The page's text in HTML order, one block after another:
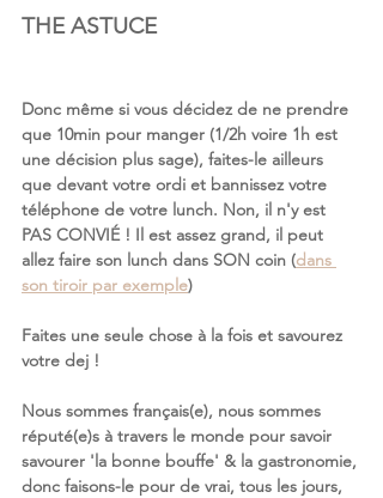
THE ASTUCE
Donc même si vous décidez de ne prendre
que 10min pour manger (1/2h voire 1h est
une décision plus sage), faites-le ailleurs
que devant votre ordi et bannissez votre
téléphone de votre lunch. Non, il n'y est
PAS CONVIÉ ! Il est assez grand, il peut
allez faire son lunch dans SON coin (dans
son tiroir par exemple)
Faites une seule chose à la fois et savourez
votre dej !
Nous sommes français(e), nous sommes
réputé(e)s à travers le monde pour savoir
savourer 'la bonne bouffe' & la gastronomie,
donc faisons-le pour de vrai, tous les jours,